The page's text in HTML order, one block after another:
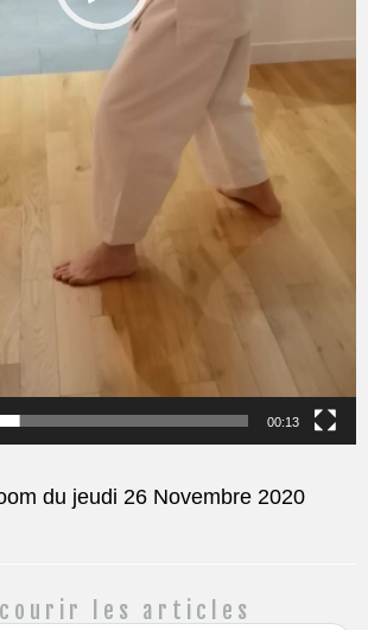
00:13
du jeudi 26 Novembre 2020
les articles